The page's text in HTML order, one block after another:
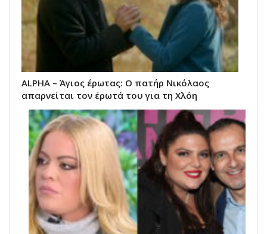
ALPHA – Άγιος έρωτας: Ο πατήρ Νικόλαος
απαρνείται τον έρωτά του για τη Χλόη